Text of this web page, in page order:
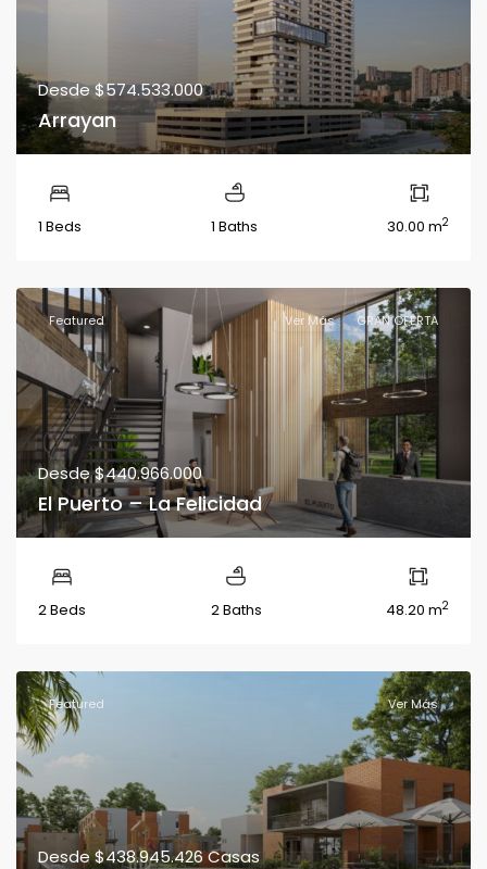
Desde$574.533.000
Arrayan
1 Beds 1 Baths 30.00 m2
Featured Ver Más GRAN OFERTA
Desde$440.966.000
El Puerto – La Felicidad
2 Beds 2 Baths 48.20 m2
Featured Ver Más
Desde$438.945.426Casas